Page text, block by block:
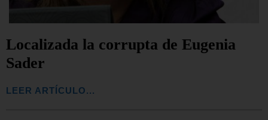
Localizada la corrupta de Eugenia
Sader
LEER ARTÍCULO...